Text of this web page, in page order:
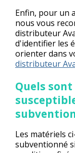
Enfin, pour un
nous vous
distributeur
d'identifier les
orienter dans
distributeur
Quels
subvention
Les matériels
subventionné